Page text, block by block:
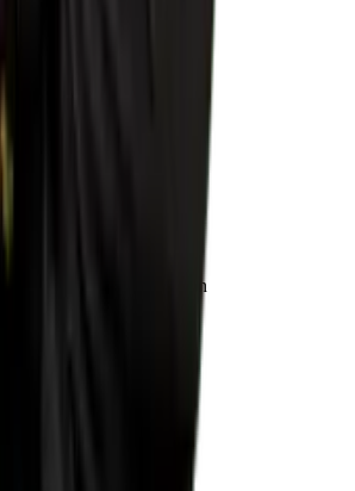
onze showrooms
12a 9405 TN Assen
Harderwijk